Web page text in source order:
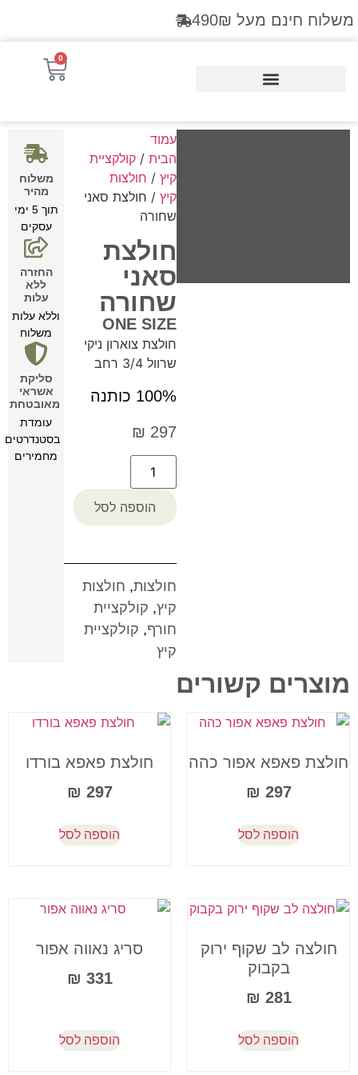
משלוח חינם מעל 490₪
0
עמוד
הבית/ קולקציית
קיץ/ חולצות
קיץ/ חולצת סאני
שחורה
חולצת
סאני
שחורה
ONE SIZE
חולצת צוארון ניקי
שרוול 3/4 רחב
100% כותנה
297
₪
הוספה לסל
חולצות, חולצות
קיץ, קולקציית
חורף, קולקציית
קיץ
משלוח
מהיר
תוך 5 ימי
עסקים
החזרה
ללא
עלות
וללא עלות
משלוח
סליקת
אשראי
מאובטחת
עומדת
בסטנדרטים
מחמירים
מוצרים קשורים
חולצת פאפא אפור כהה
297
₪
הוספה לסל
חולצת פאפא בורדו
297
₪
הוספה לסל
חולצה לב שקוף ירוק
בקבוק
281
₪
הוספה לסל
סריג נאווה אפור
331
₪
הוספה לסל